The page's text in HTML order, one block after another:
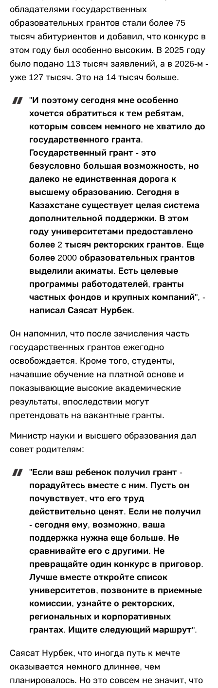
обладателями государственных
образовательных грантов стали более 75
тысяч абитуриентов и добавил, что конкурс в
этом году был особенно высоким. В 2025 году
было подано 113 тысяч заявлений, а в 2026-м -
уже 127 тысяч. Это на 14 тысяч больше.
"И поэтому сегодня мне особенно
хочется обратиться к тем ребятам,
которым совсем немного не хватило до
государственного гранта.
Государственный грант - это
безусловно большая возможность, но
далеко не единственная дорога к
высшему образованию. Сегодня в
Казахстане существует целая система
дополнительной поддержки. В этом
году университетами предоставлено
более 2 тысяч ректорских грантов. Еще
более 2000 образовательных грантов
выделили акиматы. Есть целевые
программы работодателей, гранты
частных фондов и крупных компаний", -
написал Саясат Нурбек.
Он напомнил, что после зачисления часть
государственных грантов ежегодно
освобождается. Кроме того, студенты,
начавшие обучение на платной основе и
показывающие высокие академические
результаты, впоследствии могут
претендовать на вакантные гранты.
Министр науки и высшего образования дал
совет родителям:
"Если ваш ребенок получил грант -
порадуйтесь вместе с ним. Пусть он
почувствует, что его труд
действительно ценят. Если не получил
- сегодня ему, возможно, ваша
поддержка нужна еще больше. Не
сравнивайте его с другими. Не
превращайте один конкурс в приговор.
Лучше вместе откройте список
университетов, позвоните в приемные
комиссии, узнайте о ректорских,
региональных и корпоративных
грантах. Ищите следующий маршрут".
Саясат Нурбек, что иногда путь к мечте
оказывается немного длиннее, чем
планировалось. Но это совсем не значит, что